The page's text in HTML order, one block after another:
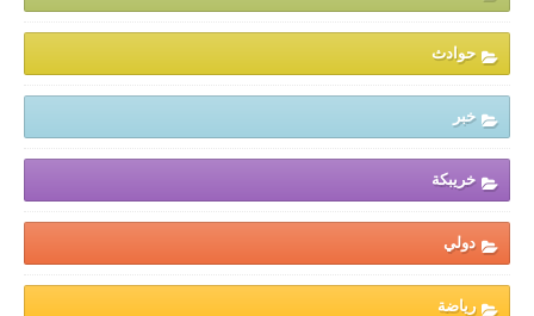
حوادث
خبر
خريبكة
دولي
رياضة